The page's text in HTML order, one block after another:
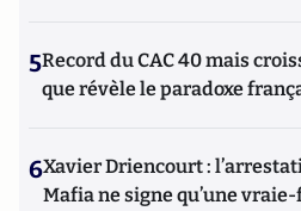
5Record du CAC 40 mais
que révèle le paradoxe
6Xavier Driencourt :
Mafia ne signe qu’une